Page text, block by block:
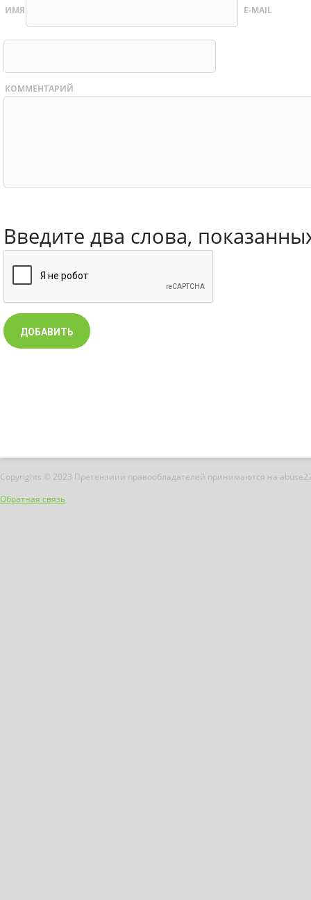
ИМЯ E-MAIL
КОММЕНТАРИЙ
Введите два слова,
Copyrights © 2023 Претензиии правообладателей принимаются на
Обратная связь